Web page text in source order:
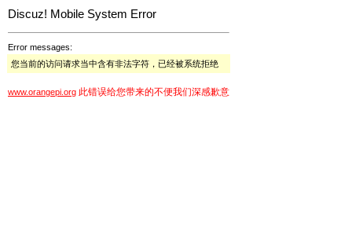
Discuz! Mobile System Error
Error messages:
您当前的访问请求当中含有非法字符，已经被系统拒绝
www.orangepi.org 此错误给您带来的不便我们深感歉意